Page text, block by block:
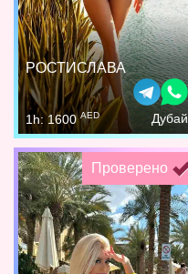
РОСТИСЛАВА
1h: 1600AED Дубай
Проверено